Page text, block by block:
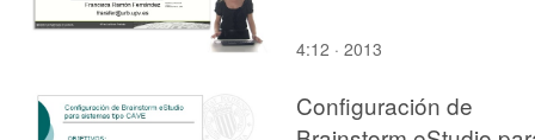
4:12 · 2013
Configuración de